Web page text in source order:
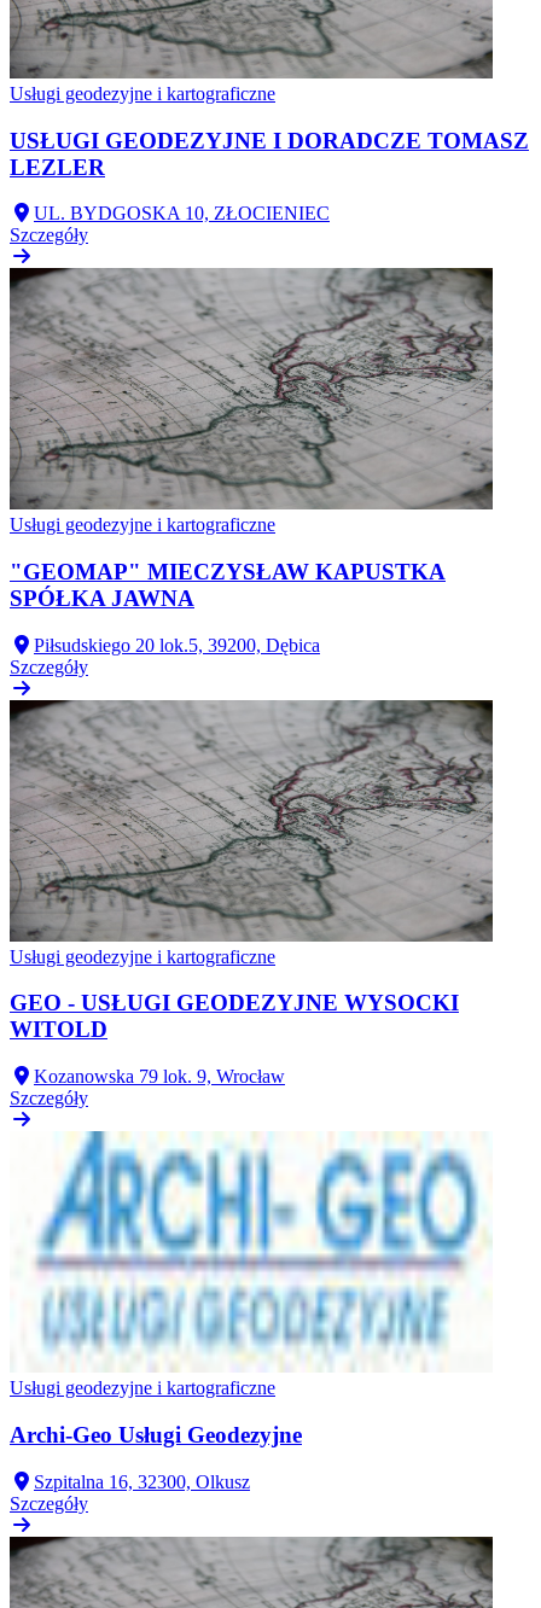
Usługi geodezyjne i kartograficzne
USŁUGI GEODEZYJNE I DORADCZE TOMASZ
LEZLER
UL. BYDGOSKA 10, ZŁOCIENIEC
Szczegóły
Usługi geodezyjne i kartograficzne
"GEOMAP" MIECZYSŁAW KAPUSTKA
SPÓŁKA JAWNA
Piłsudskiego 20 lok.5, 39200, Dębica
Szczegóły
Usługi geodezyjne i kartograficzne
GEO - USŁUGI GEODEZYJNE WYSOCKI
WITOLD
Kozanowska 79 lok. 9, Wrocław
Szczegóły
Usługi geodezyjne i kartograficzne
Archi-Geo Usługi Geodezyjne
Szpitalna 16, 32300, Olkusz
Szczegóły